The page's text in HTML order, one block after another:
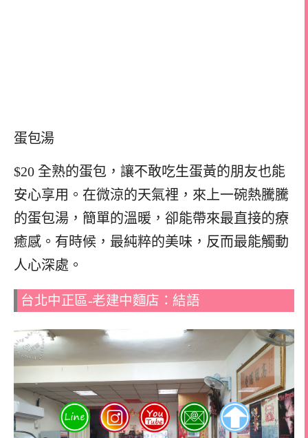
蛋包湯
$20 全熟的蛋包，讓不敢吃生蛋黃的朋友也能
安心享用。在微涼的天氣裡，來上一碗熱騰騰
的蛋包湯，簡單的溫暖，卻能帶來最直接的療
癒感。有時候，最純粹的美味，反而最能觸動
人心深處。
台北中正區-老建中麵店：結語